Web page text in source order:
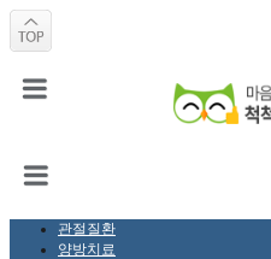
관절질환
양방치료